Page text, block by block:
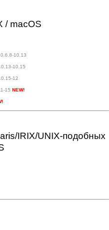
/ macOS
10.13
10.15
12
15
IRIX/UNIX-подобных